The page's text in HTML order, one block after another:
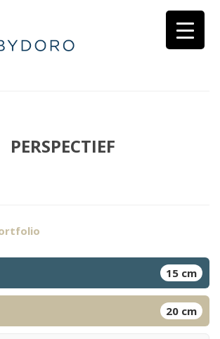
PERSPECTIEF
15 cm
20 cm